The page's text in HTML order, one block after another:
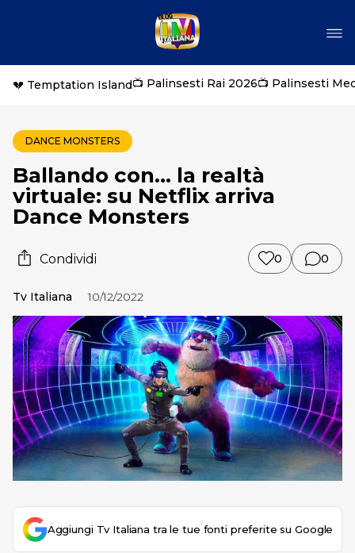
💔 Temptation Island📺 Palinsesti Rai 2026📺 Palinsesti
DANCE MONSTERS
Ballando con… la realtà
virtuale: su Netflix arriva
Dance Monsters
Condividi 0 0
Tv Italiana 10/12/2022
Aggiungi Tv Italiana tra le tue fonti preferite su Google